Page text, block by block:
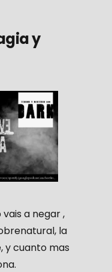
y
a negar ,
la
y cuanto mas